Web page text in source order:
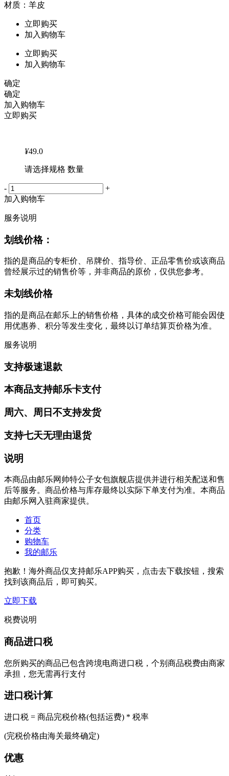
材质：羊皮
立即购买
加入购物车
立即购买
加入购物车
确定
确定
加入购物车
立即购买
¥49.0
请选择规格 数量
-
+
加入购物车
服务说明
划线价格：
指的是商品的专柜价、吊牌价、指导价、正品零售价或该商品
曾经展示过的销售价等，并非商品的原价，仅供您参考。
未划线价格
指的是商品在邮乐上的销售价格，具体的成交价格可能会因使
用优惠券、积分等发生变化，最终以订单结算页价格为准。
服务说明
支持极速退款
本商品支持邮乐卡支付
周六、周日不支持发货
支持七天无理由退货
说明
本商品由邮乐网帅特公子女包旗舰店提供并进行相关配送和售
后等服务。商品价格与库存最终以实际下单支付为准。本商品
由邮乐网入驻商家提供。
首页
分类
购物车
我的邮乐
抱歉！海外商品仅支持邮乐APP购买，点击去下载按钮，搜索
找到该商品后，即可购买。
立即下载
税费说明
商品进口税
您所购买的商品已包含跨境电商进口税，个别商品税费由商家
承担，您无需再行支付
进口税计算
进口税 = 商品完税价格(包括运费) * 税率
(完税价格由海关最终确定)
优惠